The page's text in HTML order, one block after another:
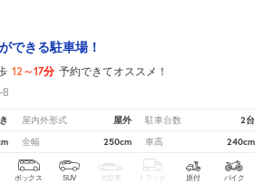
できる駐車場！
12～17分 予約できてオススメ！
8
屋内外形式 屋外 駐車台数 2台
全幅 250cm 車高 240cm
ボックス SUV 大型車 トラック 原付 バイク